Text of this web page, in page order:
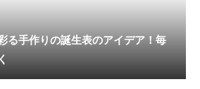
る手作りの誕生表のアイデア！毎